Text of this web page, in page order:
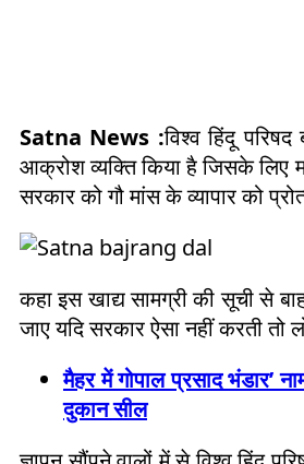
Satna News :विश्व हिंदू
आक्रोश व्यक्ति किया है जिसके लिए
सरकार को गौ मांस के व्यापार को
कहा इस खाद्य सामग्री की सूची से
जाए यदि सरकार ऐसा नहीं करती तो
मैहर में गोपाल प्रसाद
दुकान सील